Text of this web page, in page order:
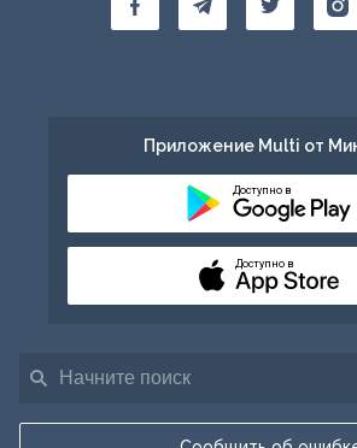
Приложение Multi от
Доступно в
Доступно в